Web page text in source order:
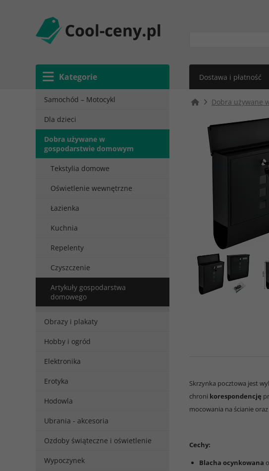
Kategorie Dostawa i płatność
Samochód – Motocykl
Dla dzieci
Dobra używane w
gospodarstwie domowym
Tekstylia domowe
Oświetlenie wewnętrzne
Łazienka
Kuchnia
Repelenty
Czyszczenie
Artykuły gospodarstwa
domowego
Obrazy i plakaty
Hobby i ogród
Elektronika
Erotyka
Hodowla
Ubrania - akcesoria
Ozdoby świąteczne i oświetlenie
Wypoczynek
Dobra używane
Skrzynka pocztowa jest
chroni korespondencję
mocowania na ścianie
Cechy:
Blacha ocynkowana